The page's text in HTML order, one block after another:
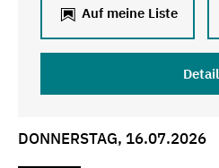
Auf meine Liste
Detail
DONNERSTAG, 16.07.2026